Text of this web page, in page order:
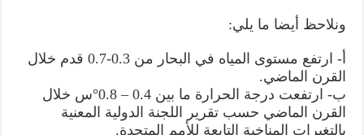
ونلاحظ أيضا ما يلي:
أ‌- ارتفع مستوى المياه في البحار من 0.3-0.7 قدم خلال
القرن الماضي.
ب‌- ارتفعت درجة الحرارة ما بين 0.4 – 0.8°س خلال
القرن الماضي حسب تقرير اللجنة الدولية المعنية
بالتغيرات المناخية التابعة للأمم المتحدة.